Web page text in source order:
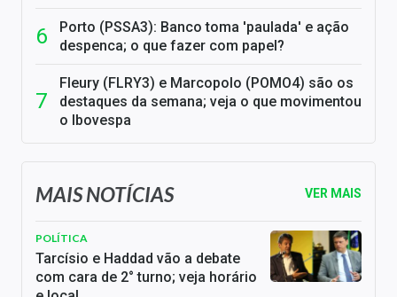
Porto (PSSA3): Banco toma 'paulada' e ação
despenca; o que fazer com papel?
Fleury (FLRY3) e Marcopolo (POMO4) são os
destaques da semana; veja o que movimentou
o Ibovespa
MAIS NOTÍCIAS VER MAIS
POLÍTICA
Tarcísio e Haddad vão a debate
com cara de 2° turno; veja horário